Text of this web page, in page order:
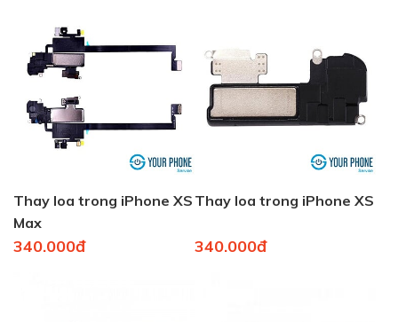
Thay loa trong iPhone XS
Max
340.000đ
Thay loa trong iPhone XS
340.000đ